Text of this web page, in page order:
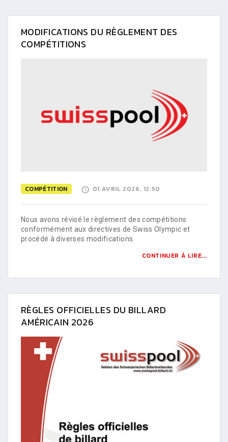
MODIFICATIONS DU RÈGLEMENT DES
COMPÉTITIONS
COMPÉTITION 01 AVRIL 2026, 12:50
Nous avons révisé le règlement des compétitions
conformément aux directives de Swiss Olympic et
procédé à diverses modifications.
CONTINUER À LIRE...
RÈGLES OFFICIELLES DU BILLARD
AMÉRICAIN 2026